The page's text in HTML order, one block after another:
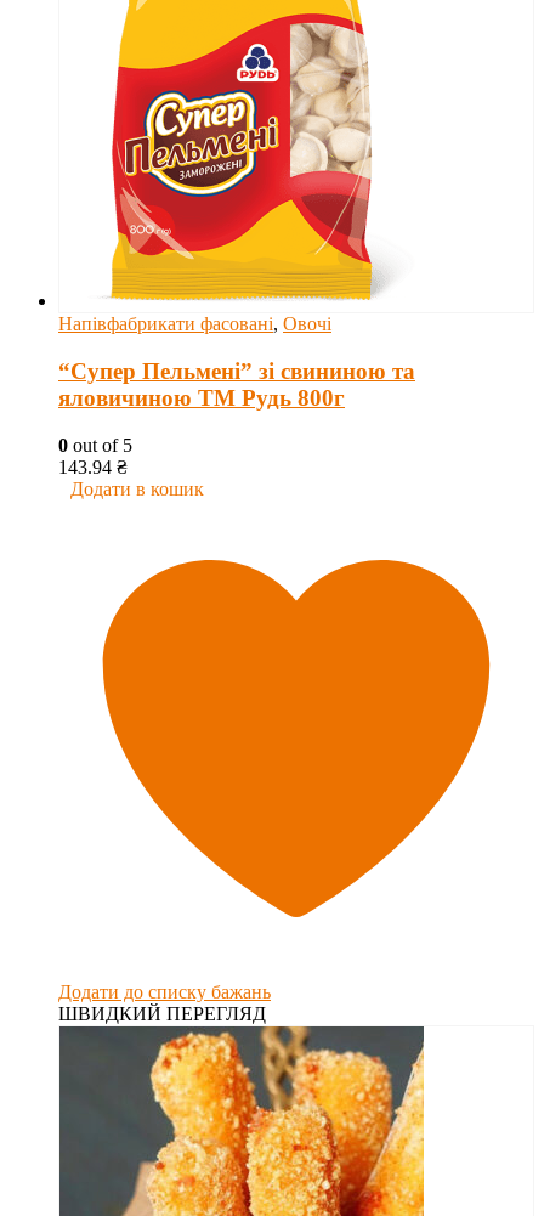
Напівфабрикати фасовані, Овочі
“Супер Пельмені” зі свининою та
яловичиною ТМ Рудь 800г
0 out of 5
143.94 ₴
Додати в кошик
Додати до списку бажань
ШВИДКИЙ ПЕРЕГЛЯД